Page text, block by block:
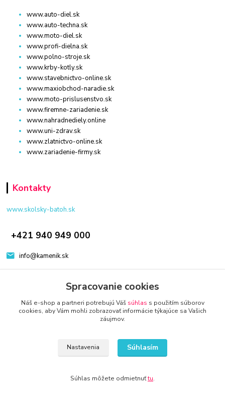
www.auto-diel.sk
www.auto-techna.sk
www.moto-diel.sk
www.profi-dielna.sk
www.polno-stroje.sk
www.krby-kotly.sk
www.stavebnictvo-online.sk
www.maxiobchod-naradie.sk
www.moto-prislusenstvo.sk
www.firemne-zariadenie.sk
www.nahradnediely.online
www.uni-zdrav.sk
www.zlatnictvo-online.sk
www.zariadenie-firmy.sk
Kontakty
www.skolsky-batoh.sk
+421 940 949 000
info@kamenik.sk
Eshop-rychlo.sk
Spracovanie cookies
Náš e-shop a partneri potrebujú Váš súhlas s použitím súborov
cookies, aby Vám mohli zobrazovať informácie týkajúce sa Vašich
záujmov.
Nastavenia Súhlasím
Súhlas môžete odmietnuťtu.